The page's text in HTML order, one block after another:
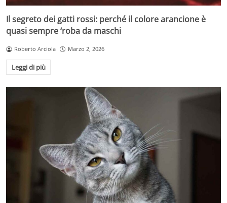
Il segreto dei gatti rossi: perché il colore arancione è
quasi sempre ‘roba da maschi
Roberto Arciola Marzo 2, 2026
Leggi di più